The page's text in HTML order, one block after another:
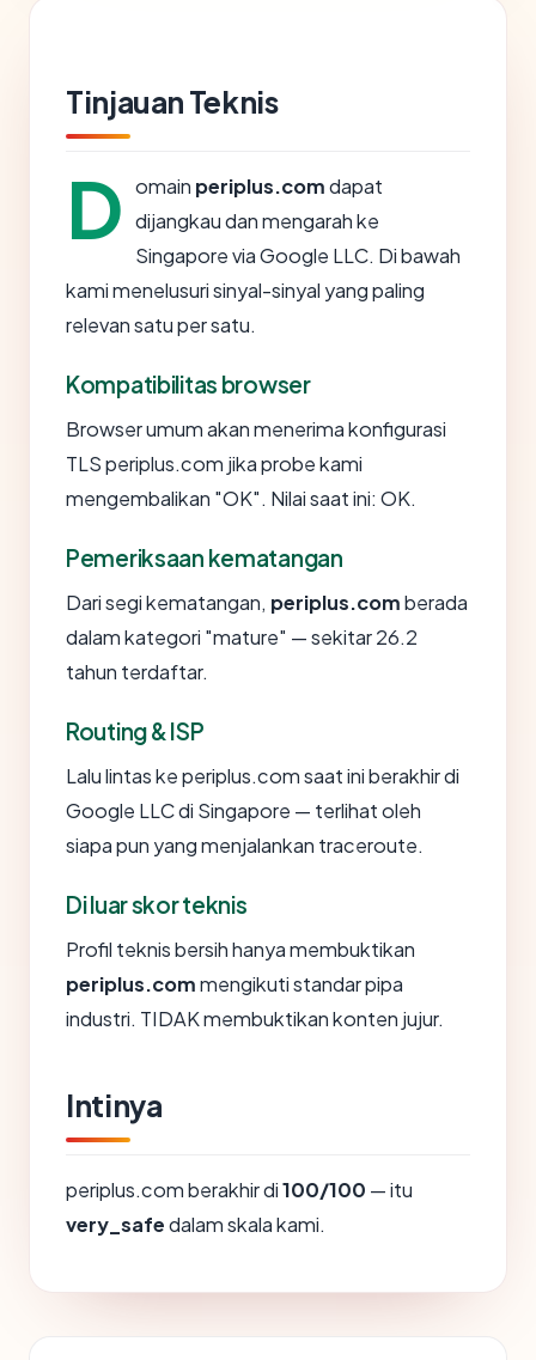
Tinjauan Teknis
D omain periplus.comdapat
dijangkau dan mengarah ke
Singapore via Google LLC. Di bawah
kami menelusuri sinyal-sinyal yang paling
relevan satu per satu.
Kompatibilitas browser
Browser umum akan menerima konfigurasi
TLS periplus.com jika probe kami
mengembalikan "OK". Nilai saat ini: OK.
Pemeriksaan kematangan
Dari segi kematangan, periplus.comberada
dalam kategori "mature" — sekitar 26.2
tahun terdaftar.
Routing & ISP
Lalu lintas ke periplus.com saat ini berakhir di
Google LLC di Singapore — terlihat oleh
siapa pun yang menjalankan traceroute.
Di luar skor teknis
Profil teknis bersih hanya membuktikan
periplus.commengikuti standar pipa
industri. TIDAK membuktikan konten jujur.
Intinya
periplus.com berakhir di100/100 — itu
very_safedalam skala kami.